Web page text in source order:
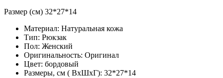
Размер (см) 32*27*14
Материал: Натуральная кожа
Тип: Рюкзак
Пол: Женский
Оригинальность: Оригинал
Цвет: бордовый
Размеры, см ( ВхШхГ): 32*27*14